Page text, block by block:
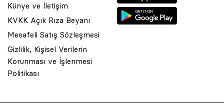
Künye ve İletişim
KVKK Açık Rıza Beyanı
Mesafeli Satış Sözleşmesi
Gizlilik, Kişisel Verilerin
Korunması ve İşlenmesi
Politikası
© 2001 Rota Yayın Yapım Tanıtım Tic. Ltd. Şti. Bu Sitede Bulunan
Asquared WordPress Agencytarafından tasarlanmış ve